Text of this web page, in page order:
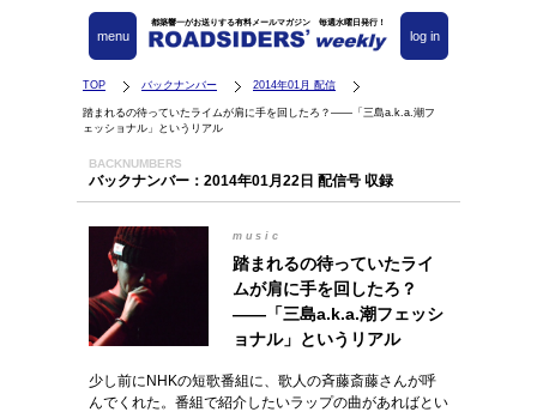
都築響一がお送りする有料メールマガジン 毎週水曜日発行！
log in
menu
TOP バックナンバー 2014年01月 配信
踏まれるの待っていたライムが肩に手を回したろ？――「三島a.k.a.潮フ
ェッショナル」というリアル
BACKNUMBERS
バックナンバー：2014年01月22日 配信号 収録
music
踏まれるの待っていたライ
ムが肩に手を回したろ？
――「三島a.k.a.潮フェッシ
ョナル」というリアル
少し前にNHKの短歌番組に、歌人の斉藤斎藤さんが呼
んでくれた。番組で紹介したいラップの曲があればとい